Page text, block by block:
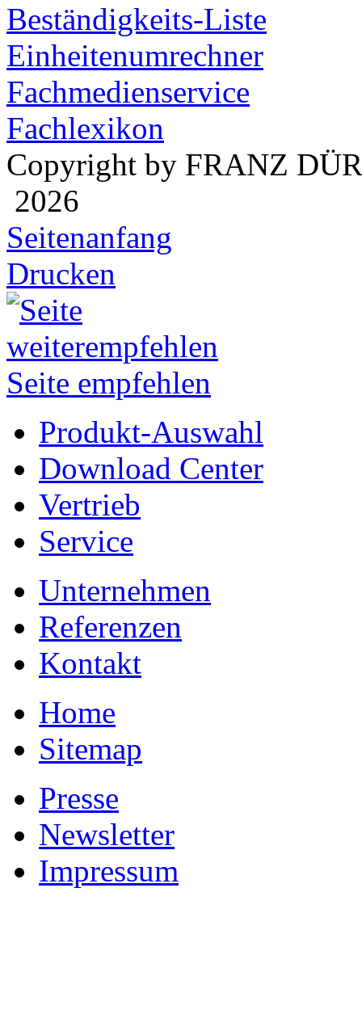
Beständigkeits-Liste
Einheitenumrechner
Fachmedienservice
Fachlexikon
Copyright by FRANZ
2026
Seitenanfang
Drucken
Seite empfehlen
Produkt-Auswahl
Download Center
Vertrieb
Service
Unternehmen
Referenzen
Kontakt
Home
Sitemap
Presse
Newsletter
Impressum